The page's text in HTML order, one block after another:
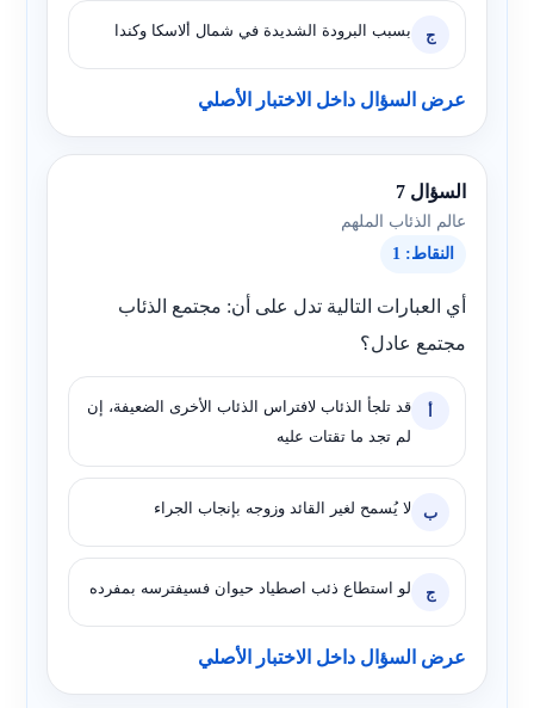
ج بسبب البرودة الشديدة في شمال ألاسكا وكندا
عرض السؤال داخل الاختبار الأصلي
السؤال 7
عالم الذئاب الملهم
النقاط: 1
أي العبارات التالية تدل على أن: مجتمع الذئاب
مجتمع عادل؟
أ
قد تلجأ الذئاب لافتراس الذئاب الأخرى الضعيفة، إن
لم تجد ما تقتات عليه
ب لا يُسمح لغير القائد وزوجه بإنجاب الجراء
ج لو استطاع ذئب اصطياد حيوان فسيفترسه بمفرده
عرض السؤال داخل الاختبار الأصلي